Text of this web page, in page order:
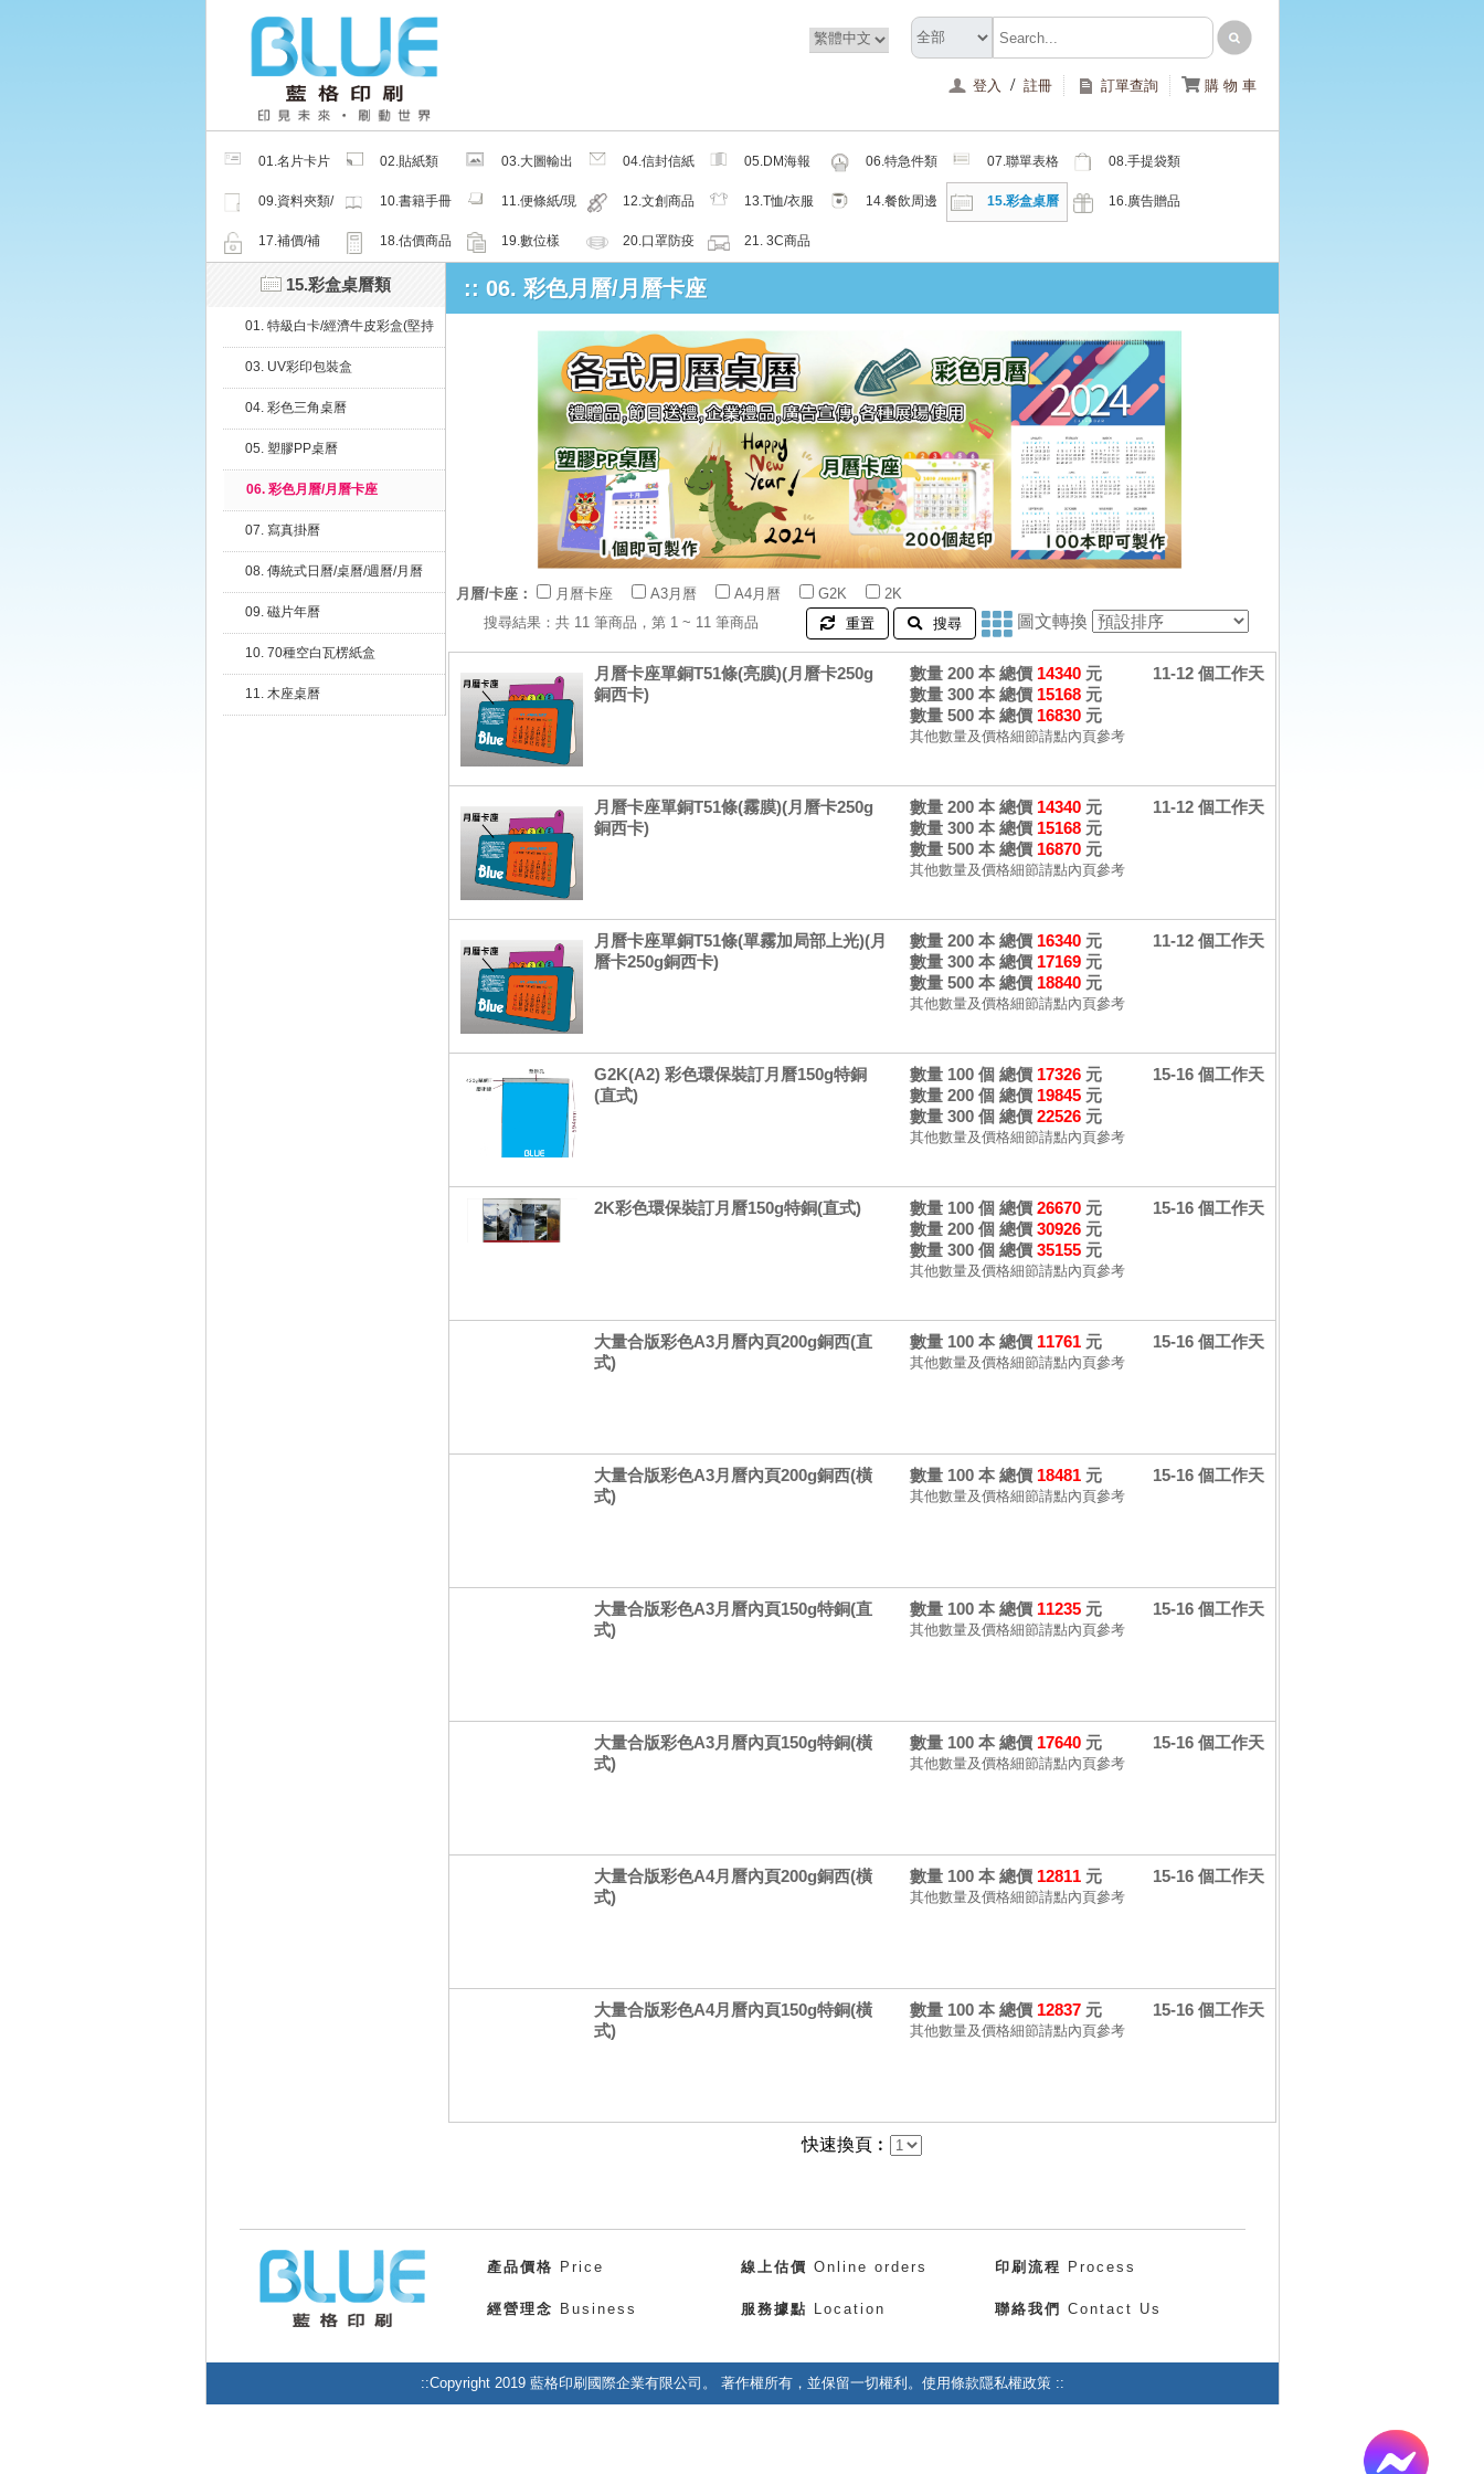
登入 / 註冊 訂單查詢 購 物 車
01.名片卡片
02.貼紙類
03.大圖輸出
04.信封信紙
05.DM海報
06.特急件類
07.聯單表格
08.手提袋類
09.資料夾類/
夾鏈密封袋
10.書籍手冊
11.便條紙/現
成品
12.文創商品
13.T恤/衣服
帽子配件類
14.餐飲周邊
15.彩盒桌曆
16.廣告贈品
17.補價/補
18.估價商品 19.數位樣
20.口罩防疫
21. 3C商品
15.彩盒桌曆類
01. 特級白卡/經濟牛皮彩盒(堅持
03. UV彩印包裝盒
04. 彩色三角桌曆
05. 塑膠PP桌曆
06. 彩色月曆/月曆卡座
07. 寫真掛曆
08. 傳統式日曆/桌曆/週曆/月曆
09. 磁片年曆
10. 70種空白瓦楞紙盒
11. 木座桌曆
:: 06. 彩色月曆/月曆卡座
月曆/卡座： 月曆卡座 A3月曆 A4月曆 G2K
2K
搜尋結果：共 11 筆商品，第 1 ~ 11 筆商品
重置 搜尋 圖文轉換
月曆卡座單銅T51條(亮膜)(月曆卡250g
銅西卡)
數量 200 本 總價 14340元
數量 300 本 總價 15168元
數量 500 本 總價 16830元
其他數量及價格細節請點內頁參考
11-12 個工作天
月曆卡座單銅T51條(霧膜)(月曆卡250g
銅西卡)
數量 200 本 總價 14340元
數量 300 本 總價 15168元
數量 500 本 總價 16870元
其他數量及價格細節請點內頁參考
11-12 個工作天
月曆卡座單銅T51條(單霧加局部上光)(月
曆卡250g銅西卡)
數量 200 本 總價 16340元
數量 300 本 總價 17169元
數量 500 本 總價 18840元
其他數量及價格細節請點內頁參考
11-12 個工作天
G2K(A2) 彩色環保裝訂月曆150g特銅
(直式)
數量 100 個 總價 17326元
數量 200 個 總價 19845元
數量 300 個 總價 22526元
其他數量及價格細節請點內頁參考
15-16 個工作天
2K彩色環保裝訂月曆150g特銅(直式) 數量 100 個 總價 26670元
數量 200 個 總價 30926元
數量 300 個 總價 35155元
其他數量及價格細節請點內頁參考
15-16 個工作天
大量合版彩色A3月曆內頁200g銅西(直
式)
數量 100 本 總價 11761元
其他數量及價格細節請點內頁參考
15-16 個工作天
大量合版彩色A3月曆內頁200g銅西(橫
式)
數量 100 本 總價 18481元
其他數量及價格細節請點內頁參考
15-16 個工作天
大量合版彩色A3月曆內頁150g特銅(直
式)
數量 100 本 總價 11235元
其他數量及價格細節請點內頁參考
15-16 個工作天
大量合版彩色A3月曆內頁150g特銅(橫
式)
數量 100 本 總價 17640元
其他數量及價格細節請點內頁參考
15-16 個工作天
大量合版彩色A4月曆內頁200g銅西(橫
式)
數量 100 本 總價 12811元
其他數量及價格細節請點內頁參考
15-16 個工作天
大量合版彩色A4月曆內頁150g特銅(橫
式)
數量 100 本 總價 12837元
其他數量及價格細節請點內頁參考
15-16 個工作天
快速換頁︰
產品價格 Price 線上估價 Online orders 印刷流程 Process
經營理念 Business 服務據點 Location 聯絡我們 Contact Us
::Copyright 2019 藍格印刷國際企業有限公司。 著作權所有，並保留一切權利。使用條款隱私權政策 ::